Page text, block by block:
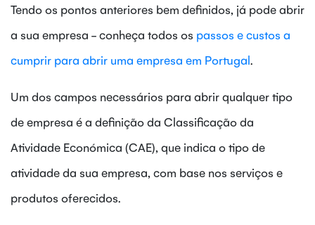
Tendo os pontos anteriores bem definidos, já pode abrir
a sua empresa - conheça todos os passos e custos a
cumprir para abrir uma empresa em Portugal.
Um dos campos necessários para abrir qualquer tipo
de empresa é a definição da Classificação da
Atividade Económica (CAE), que indica o tipo de
atividade da sua empresa, com base nos serviços e
produtos oferecidos.